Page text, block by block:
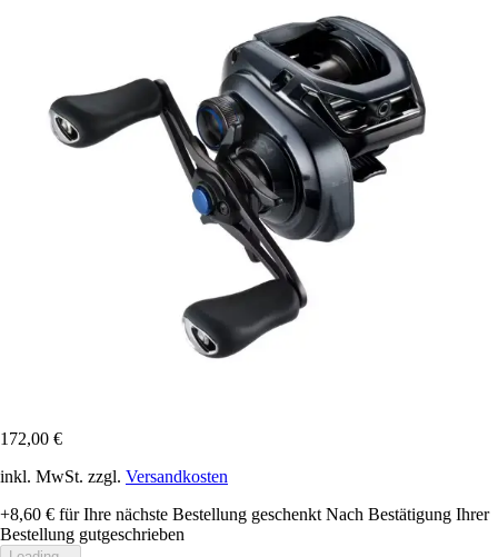
172,00 €
inkl. MwSt. zzgl. Versandkosten
+8,60 € für Ihre nächste Bestellung geschenkt Nach Bestätigung Ihrer
Bestellung gutgeschrieben